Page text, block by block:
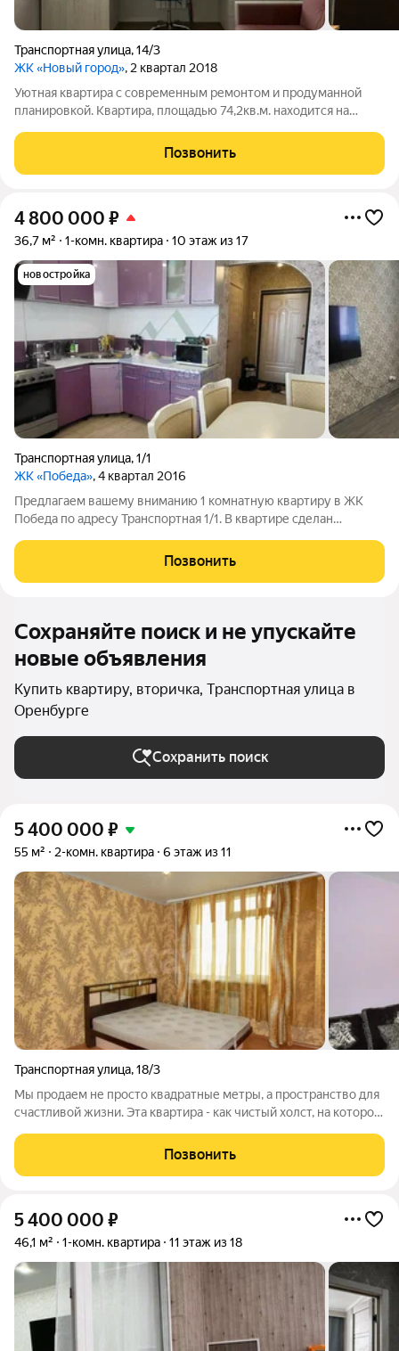
Транспортная улица,14/3
ЖК «Новый город», 2 квартал 2018
Уютная квартира с современным ремонтом и продуманной
планировкой. Квартира, площадью 74,2кв.м. находится на
Выполнен качественный евро-ремонт, полностью готова к
проживанию. Все комнаты
Позвонить
4 800 000 ₽
36,7 м² 1-комн. квартира 10 этаж из 17
новостройка
Транспортная улица,1/1
ЖК «Победа», 4 квартал 2016
Предлагаем вашему вниманию 1 комнатную квартиру в ЖК
Победа по адресу Транспортная 1/1. В квартире сделан
керамогранит, в гостиной - ламинат. Сан узел совмещенный в
кафеле. Кухя 11. 5кв м с
Позвонить
Сохраняйте поиск и не упускайте
новые объявления
Купить квартиру, вторичка, Транспортная улица в
Оренбурге
Сохранить поиск
5 400 000 ₽
55 м² 2-комн. квартира 6 этаж из 11
Транспортная улица,18/3
Мы продаем не просто квадратные метры, а пространство для
счастливой жизни. Эта квартира - как чистый холст, на котором
м, планировка с
Позвонить
5 400 000 ₽
46,1 м² 1-комн. квартира 11 этаж из 18